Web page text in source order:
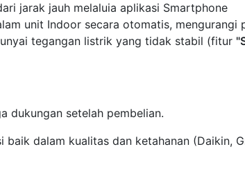
jarak jauh melaluia aplikasi Smartphone
unit Indoor secara otomatis, mengurangi
tegangan listrik yang tidak stabil (fitur
dukungan setelah pembelian.
dalam kualitas dan ketahanan (Daikin,